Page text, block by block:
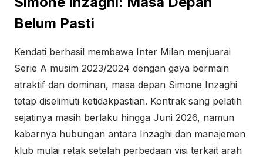
Belum Pasti
Kendati berhasil membawa Inter Milan menjuarai
Serie A musim 2023/2024 dengan gaya bermain
atraktif dan dominan, masa depan Simone Inzaghi
tetap diselimuti ketidakpastian. Kontrak sang pelatih
sejatinya masih berlaku hingga Juni 2026, namun
kabarnya hubungan antara Inzaghi dan manajemen
klub mulai retak setelah perbedaan visi terkait arah